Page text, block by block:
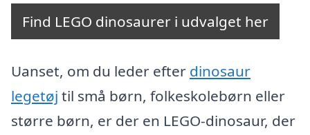
Find LEGO dinosaurer i udvalget her
Uanset, om du leder efter dinosaur
legetøj til små børn, folkeskolebørn eller
større børn, er der en LEGO-dinosaur, der